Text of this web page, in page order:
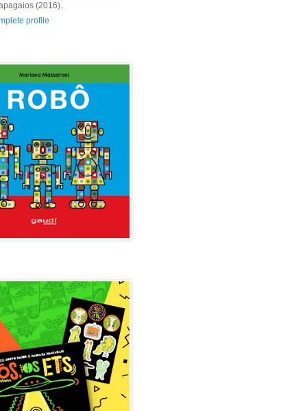
(2016).
profile